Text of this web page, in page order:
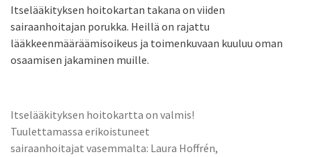
Itselääkityksen hoitokartan takana on viiden
sairaanhoitajan porukka. Heillä on rajattu
lääkkeenmääräämisoikeus ja toimenkuvaan kuuluu oman
osaamisen jakaminen muille.
Itselääkityksen hoitokartta on valmis!
Tuulettamassa erikoistuneet
sairaanhoitajat vasemmalta: Laura Hoffrén,